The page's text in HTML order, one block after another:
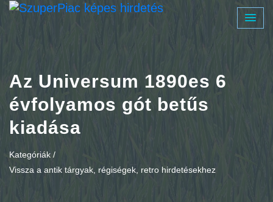
Az Universum 1890es 6
évfolyamos gót betűs
kiadása
Kategóriák /
Vissza a antik tárgyak, régiségek, retro hirdetésekhez